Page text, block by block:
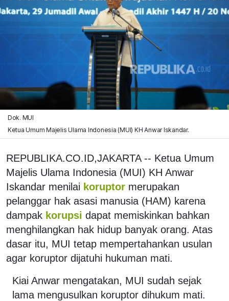
Dok. MUI
Ketua Umum Majelis Ulama Indonesia (MUI) KH Anwar Iskandar.
REPUBLIKA.CO.ID,JAKARTA -- Ketua Umum
Majelis Ulama Indonesia (MUI) KH Anwar
Iskandar menilai koruptor merupakan
pelanggar hak asasi manusia (HAM) karena
dampak korupsi dapat memiskinkan bahkan
menghilangkan hak hidup banyak orang. Atas
dasar itu, MUI tetap mempertahankan usulan
agar koruptor dijatuhi hukuman mati.
Kiai Anwar mengatakan, MUI sudah sejak
lama mengusulkan koruptor dihukum mati.